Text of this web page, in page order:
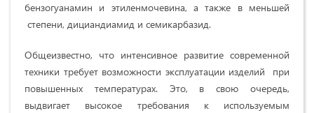
бензогуанамин и этиленмочевина, а также в меньшей
степени, дициандиамид и семикарбазид.
Общеизвестно, что интенсивное развитие современной
техники требует возможности эксплуатации изделий при
повышенных температурах. Это, в свою очередь,
выдвигает высокое требования к используемым